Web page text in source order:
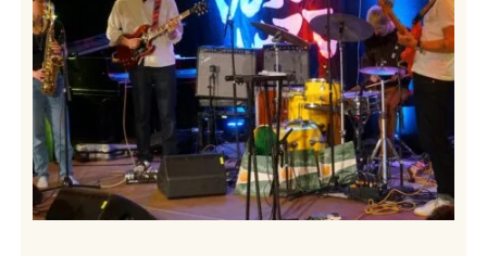
NTNU!